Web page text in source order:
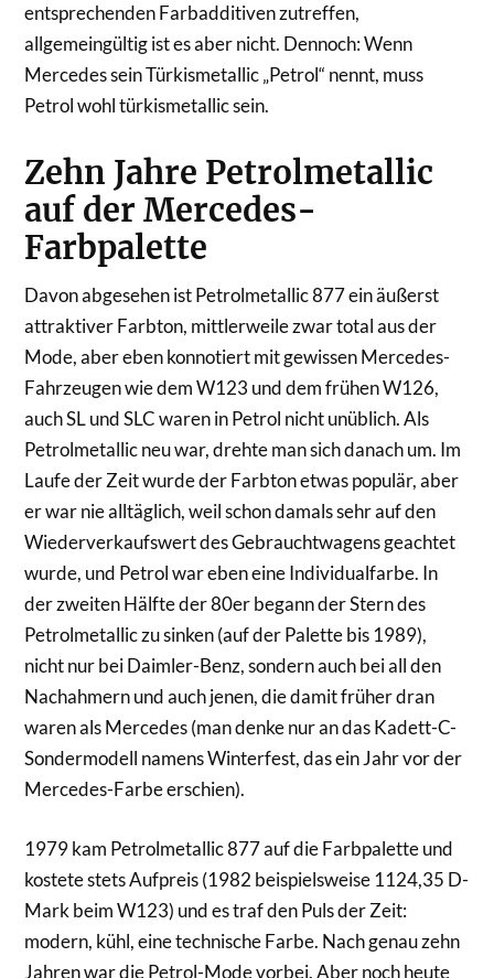
entsprechenden Farbadditiven zutreffen,
allgemeingültig ist es aber nicht. Dennoch: Wenn
Mercedes sein Türkismetallic „Petrol“ nennt, muss
Petrol wohl türkismetallic sein.
Zehn Jahre Petrolmetallic
auf der Mercedes-
Farbpalette
Davon abgesehen ist Petrolmetallic 877 ein äußerst
attraktiver Farbton, mittlerweile zwar total aus der
Mode, aber eben konnotiert mit gewissen Mercedes-
Fahrzeugen wie dem W123 und dem frühen W126,
auch SL und SLC waren in Petrol nicht unüblich. Als
Petrolmetallic neu war, drehte man sich danach um. Im
Laufe der Zeit wurde der Farbton etwas populär, aber
er war nie alltäglich, weil schon damals sehr auf den
Wiederverkaufswert des Gebrauchtwagens geachtet
wurde, und Petrol war eben eine Individualfarbe. In
der zweiten Hälfte der 80er begann der Stern des
Petrolmetallic zu sinken (auf der Palette bis 1989),
nicht nur bei Daimler-Benz, sondern auch bei all den
Nachahmern und auch jenen, die damit früher dran
waren als Mercedes (man denke nur an das Kadett-C-
Sondermodell namens Winterfest, das ein Jahr vor der
Mercedes-Farbe erschien).
1979 kam Petrolmetallic 877 auf die Farbpalette und
kostete stets Aufpreis (1982 beispielsweise 1124,35 D-
Mark beim W123) und es traf den Puls der Zeit:
modern, kühl, eine technische Farbe. Nach genau zehn
Jahren war die Petrol-Mode vorbei. Aber noch heute